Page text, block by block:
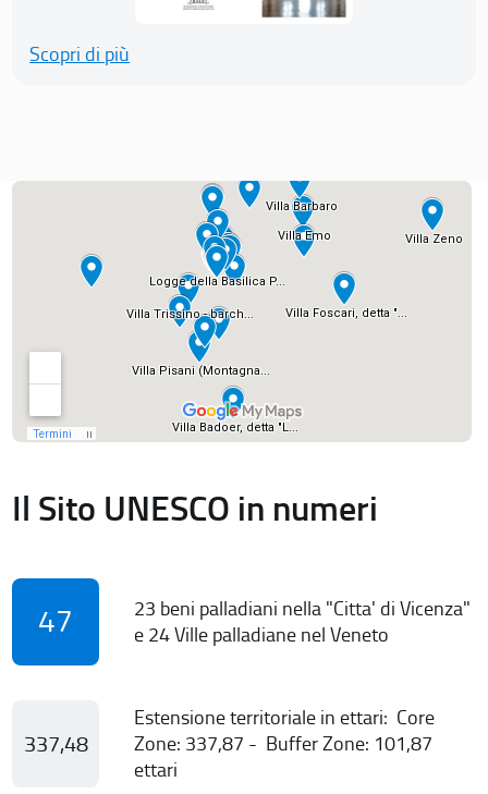
Scopri di più
Il Sito UNESCO in numeri
47
23 beni palladiani nella "Citta' di Vicenza"
e 24 Ville palladiane nel Veneto
337,48
Estensione territoriale in ettari: Core
Zone: 337,87 - Buffer Zone: 101,87
ettari